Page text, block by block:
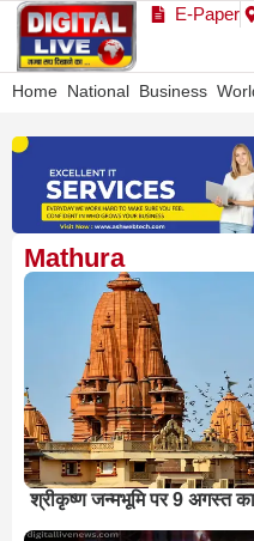
E-Paper
Home National Business
Mathura
श्रीकृष्ण जन्मभूमि पर 9 अगस्त